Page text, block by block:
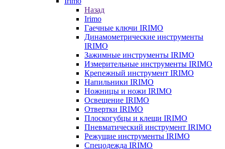
Назад
Irimo
Гаечные ключи IRIMO
Динамометрические инструменты
IRIMO
Зажимные инструменты IRIMO
Измерительные инструменты IRIMO
Крепежный инструмент IRIMO
Напильники IRIMO
Ножницы и ножи IRIMO
Освещение IRIMO
Отвертки IRIMO
Плоскогубцы и клещи IRIMO
Пневматический инструмент IRIMO
Режущие инструменты IRIMO
Спецодежда IRIMO